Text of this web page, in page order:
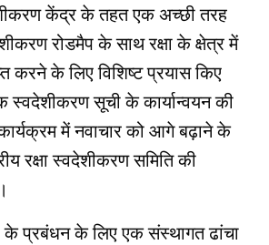
केंद्र के तहत एक अच्छी तरह
रोडमैप के साथ रक्षा के क्षेत्र में
करने के लिए विशिष्ट प्रयास किए
स्वदेशीकरण सूची के कार्यान्वयन की
में नवाचार को आगे बढ़ाने के
रक्षा स्वदेशीकरण समिति की
के प्रबंधन के लिए एक संस्थागत ढांचा